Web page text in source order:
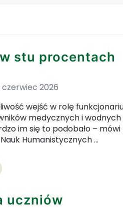
stu procentach
czerwiec 2026
wejść w rolę
medycznych i
im się to podobało –
Humanistycznych ...
do pełnej
uczniów